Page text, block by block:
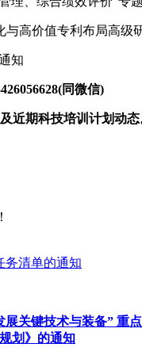
与高价值专利布局高级
知
同微信)
近期科技培训计划动态
务清单的通知
关键技术与装备” 重
划》的通知